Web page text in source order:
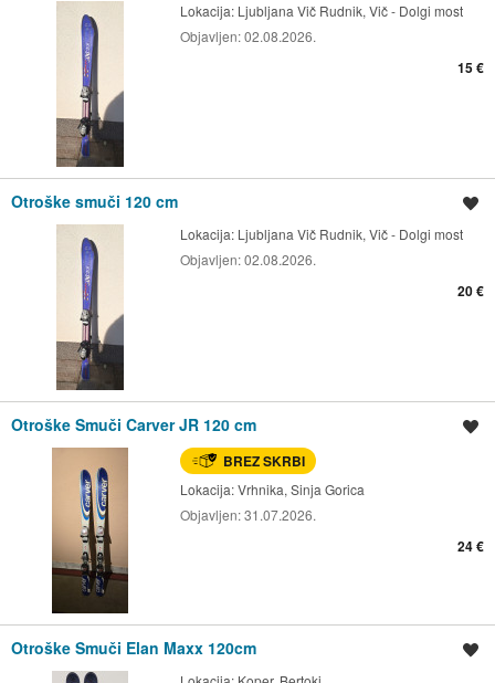
Lokacija: Ljubljana Vič Rudnik, Vič - Dolgi most
Objavljen:02.08.2026.
15 €
Otroške smuči 120 cm
Lokacija: Ljubljana Vič Rudnik, Vič - Dolgi most
Objavljen:02.08.2026.
20 €
Otroške Smuči Carver JR 120 cm
BREZ SKRBI
Lokacija:Vrhnika, Sinja Gorica
Objavljen:31.07.2026.
24 €
Otroške Smuči Elan Maxx 120cm